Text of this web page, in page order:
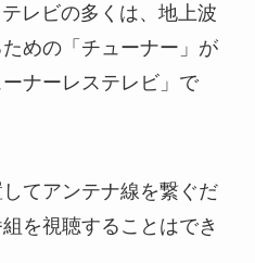
レビの多くは、地上波
めの「チューナー」が
ナーレステレビ」で
てアンテナ線を繋ぐだ
を視聴することはでき